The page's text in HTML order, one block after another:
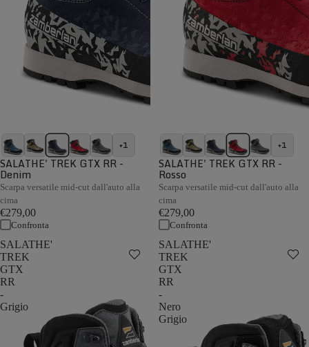
+1
SALATHE' TREK GTX RR -
Denim
Scarpa versatile mid-cut dall'auto alla
cima
€279,00
Confronta
+1
SALATHE' TREK GTX RR -
Rosso
Scarpa versatile mid-cut dall'auto alla
cima
€279,00
Confronta
SALATHE'
TREK
GTX
RR
-
Grigio
SALATHE'
TREK
GTX
RR
-
Nero
Grigio